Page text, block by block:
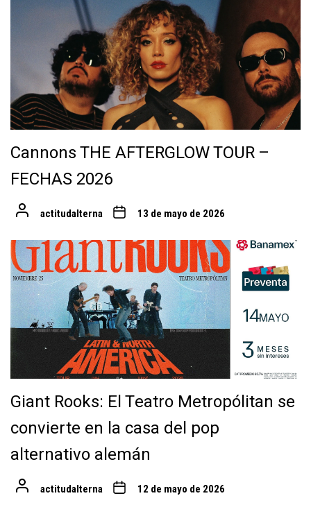
Cannons THE AFTERGLOW TOUR –
FECHAS 2026
actitudalterna 13 de mayo de 2026
Giant Rooks: El Teatro Metropólitan se
convierte en la casa del pop
alternativo alemán
actitudalterna 12 de mayo de 2026